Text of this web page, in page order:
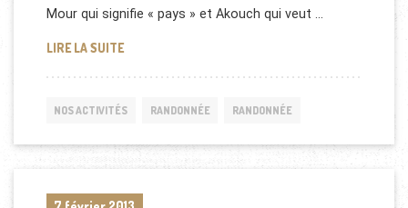
Mour qui signifie « pays » et Akouch qui veut …
LIRE LA SUITERANDONNÉE MARRAKECH, MAROC
NOS ACTIVITÉS RANDONNÉE RANDONNÉE